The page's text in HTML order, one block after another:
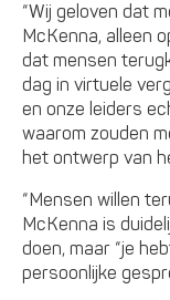
“Wij geloven dat
McKenna, alleen
dat mensen
dag in virtuele
en onze leiders
waarom zouden
het ontwerp van
“Mensen willen
McKenna is
doen, maar “je
persoonlijke